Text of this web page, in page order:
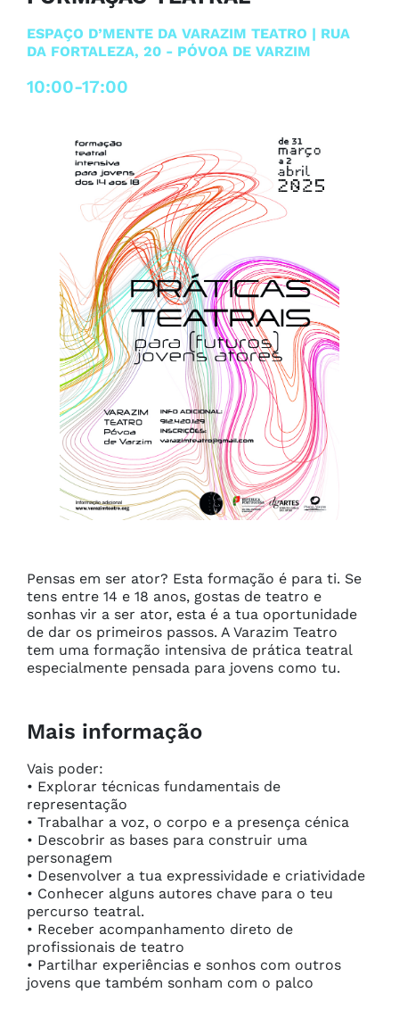
ESPAÇO D’MENTE DA VARAZIM TEATRO | RUA
DA FORTALEZA, 20 - PÓVOA DE VARZIM
10:00-17:00
Pensas em ser ator? Esta formação é para ti. Se
tens entre 14 e 18 anos, gostas de teatro e
sonhas vir a ser ator, esta é a tua oportunidade
de dar os primeiros passos. A Varazim Teatro
tem uma formação intensiva de prática teatral
especialmente pensada para jovens como tu.
Mais informação
Vais poder:
• Explorar técnicas fundamentais de
representação
• Trabalhar a voz, o corpo e a presença cénica
• Descobrir as bases para construir uma
personagem
• Desenvolver a tua expressividade e criatividade
• Conhecer alguns autores chave para o teu
percurso teatral.
• Receber acompanhamento direto de
profissionais de teatro
• Partilhar experiências e sonhos com outros
jovens que também sonham com o palco